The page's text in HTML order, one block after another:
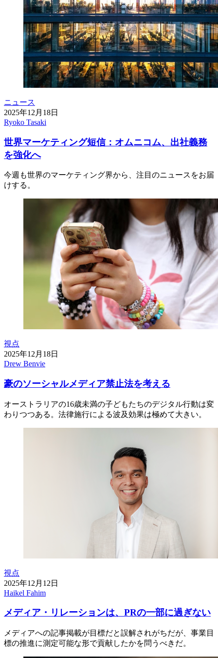
ニュース
2025年12月18日
Ryoko Tasaki
世界マーケティング短信：オムニコム、出社義務
を強化へ
今週も世界のマーケティング界から、注目のニュースをお届
けする。
視点
2025年12月18日
Drew Benvie
豪のソーシャルメディア禁止法を考える
オーストラリアの16歳未満の子どもたちのデジタル行動は変
わりつつある。法律施行による波及効果は極めて大きい。
視点
2025年12月12日
Haikel Fahim
メディア・リレーションは、PRの一部に過ぎない
メディアへの記事掲載が目標だと誤解されがちだが、事業目
標の推進に測定可能な形で貢献したかを問うべきだ。